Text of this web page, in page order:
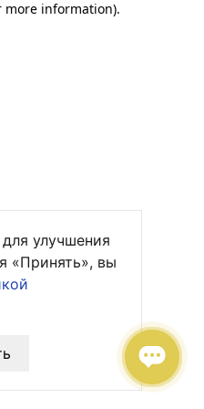
more information).
улучшения
«Принять», вы